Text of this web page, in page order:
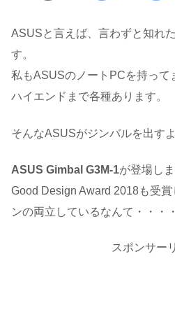
ASUSと言えば、言わずと知れ
す。
私もASUSのノートPCを持って
ハイエンドまで各種あります。
そんなASUSがジンバルを出すよ
ASUS Gimbal G3M-1が登場しま
Good Design Award 2018も受
ンの両立しているなんて・・・・
スポンサー